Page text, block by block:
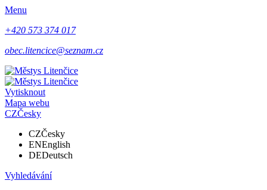
Menu
+420 573 374 017
obec.litencice@seznam.cz
Vytisknout
Mapa webu
CZČesky
CZČesky
ENEnglish
DEDeutsch
Vyhledávání